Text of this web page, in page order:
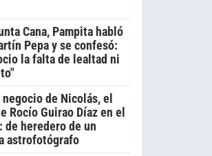
Cana, Pampita habló
Pepa y se confesó:
la falta de lealtad ni
de Nicolás, el
Rocío Guirao Díaz en el
de heredero de un
astrofotógrafo